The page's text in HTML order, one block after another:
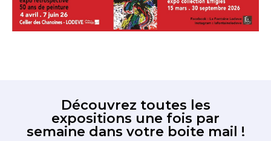
Découvrez toutes les
expositions une fois par
semaine dans votre boite mail !